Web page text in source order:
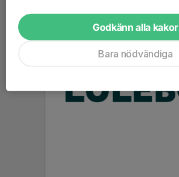
Godkänn alla kakor
Bara nödvändiga